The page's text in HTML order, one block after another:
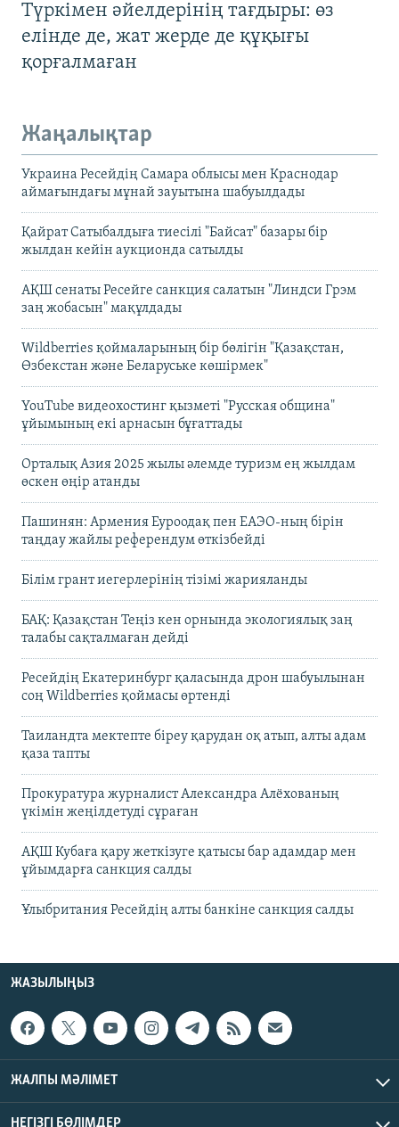
Түркімен әйелдерінің тағдыры: өз
елінде де, жат жерде де құқығы
қорғалмаған
Жаңалықтар
Украина Ресейдің Самара облысы мен Краснодар
аймағындағы мұнай зауытына шабуылдады
Қайрат Сатыбалдыға тиесілі "Байсат" базары бір
жылдан кейін аукционда сатылды
АҚШ сенаты Ресейге санкция салатын "Линдси Грэм
заң жобасын" мақұлдады
Wildberries қоймаларының бір бөлігін "Қазақстан,
Өзбекстан және Беларуське көшірмек"
YouTube видеохостинг қызметі "Русская община"
ұйымының екі арнасын бұғаттады
Орталық Азия 2025 жылы әлемде туризм ең жылдам
өскен өңір атанды
Пашинян: Армения Еуроодақ пен ЕАЭО-ның бірін
таңдау жайлы референдум өткізбейді
Білім грант иегерлерінің тізімі жарияланды
БАҚ: Қазақстан Теңіз кен орнында экологиялық заң
талабы сақталмаған дейді
Ресейдің Екатеринбург қаласында дрон шабуылынан
соң Wildberries қоймасы өртенді
Таиландта мектепте біреу қарудан оқ атып, алты адам
қаза тапты
Прокуратура журналист Александра Алёхованың
үкімін жеңілдетуді сұраған
АҚШ Кубаға қару жеткізуге қатысы бар адамдар мен
ұйымдарға санкция салды
Ұлыбритания Ресейдің алты банкіне санкция салды
ЖАЗЫЛЫҢЫЗ
ЖАЛПЫ МӘЛІМЕТ
НЕГІЗГІ БӨЛІМДЕР